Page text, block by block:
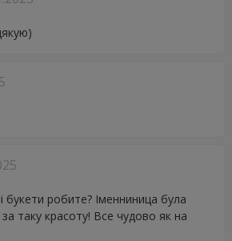
букети робите? Іменниница була
таку красоту! Все чудово як на